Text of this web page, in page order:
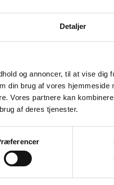
Detaljer
og annoncer, til at vise dig
din brug af vores
Vores partnere kan
af deres tjenester.
til underlimning og
Anvendelse: Badeværelse